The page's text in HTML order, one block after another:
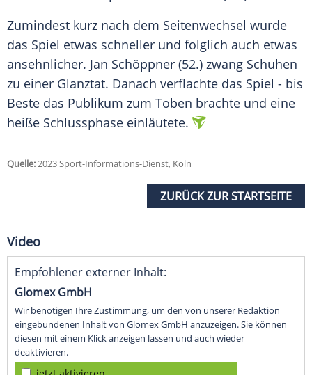
Zumindest kurz nach dem Seitenwechsel wurde
das Spiel etwas schneller und folglich auch etwas
ansehnlicher. Jan Schöppner (52.) zwang Schuhen
zu einer Glanztat. Danach verflachte das Spiel - bis
Beste das Publikum zum Toben brachte und eine
heiße Schlussphase einläutete.
Quelle:2023 Sport-Informations-Dienst, Köln
ZURÜCK ZUR STARTSEITE
Video
Empfohlener externer Inhalt:
Glomex GmbH
Wir benötigen Ihre Zustimmung, um den von unserer Redaktion
eingebundenen Inhalt von Glomex GmbH anzuzeigen. Sie können
diesen mit einem Klick anzeigen lassen und auch wieder
deaktivieren.